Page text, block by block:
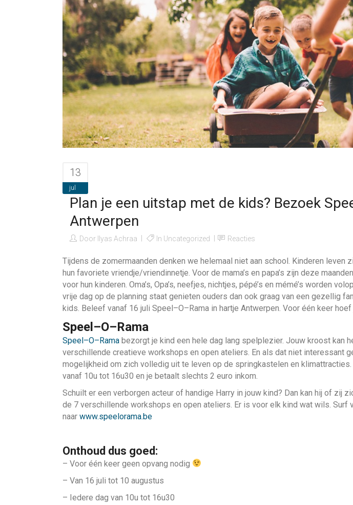
13
jul
Plan je een uitstap met de kids? Bezoek
Antwerpen
Door Ilyas Achraa In Uncategorized Reacties
Tijdens de zomermaanden denken we helemaal niet aan school. Kinderen leven
hun favoriete vriendje/vriendinnetje. Voor de mama’s en papa’s zijn deze
voor hun kinderen. Oma’s, Opa’s, neefjes, nichtjes, pépé’s en mémé’s worden
vrije dag op de planning staat genieten ouders dan ook graag van een gezellig
kids. Beleef vanaf 16 juli Speel–O–Rama in hartje Antwerpen. Voor één keer
Speel–O–Rama
Speel–O–Rama bezorgt je kind een hele dag lang spelplezier. Jouw kroost kan
verschillende creatieve workshops en open ateliers. En als dat niet interessant
mogelijkheid om zich volledig uit te leven op de springkastelen en
vanaf 10u tot 16u30 en je betaalt slechts 2 euro inkom.
Schuilt er een verborgen acteur of handige Harry in jouw kind? Dan kan hij of zij
de 7 verschillende workshops en open ateliers. Er is voor elk kind wat wils. Surf
naar www.speelorama.be
Onthoud dus goed:
– Voor één keer geen opvang nodig
– Van 16 juli tot 10 augustus
– Iedere dag van 10u tot 16u30